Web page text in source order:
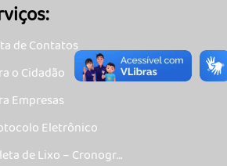
de Contatos
o Cidadão
Empresas
Eletrônico
de Lixo – Cronogra